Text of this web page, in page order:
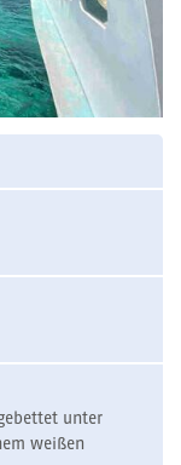
unter
weißen